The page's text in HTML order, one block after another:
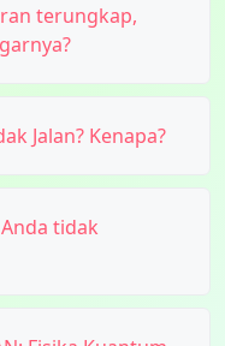
terungkap,
Jalan? Kenapa?
Anda tidak